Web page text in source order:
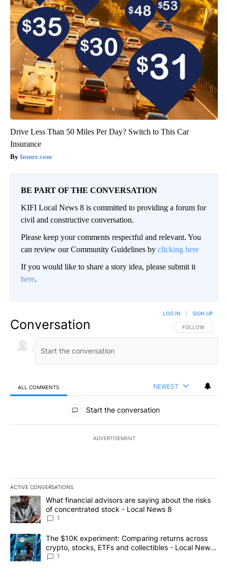
Drive Less Than 50 Miles Per Day? Switch to This Car
Insurance
Insure.com
BE PART OF THE CONVERSATION
KIFI Local News 8 is committed to providing a forum for
civil and constructive conversation.
Please keep your comments respectful and relevant. You
can review our Community Guidelines by clicking here
If you would like to share a story idea, please submit it
here.
Conversation FOLLOW THIS
FOLLOW
LOG IN SIGN UP
ALL COMMENTS NEWEST
All Comments
Start the conversation
ADVERTISEMENT
ACTIVE CONVERSATIONS
The following is a list of the most commented articles in the last
A trending article titled "What financial advisors are saying
What financial advisors are saying about the risks
of concentrated stock - Local News 8
1
A trending article titled "The $10K experiment: Comparing
The $10K experiment: Comparing returns across
crypto, stocks, ETFs and collectibles - Local News
8
1